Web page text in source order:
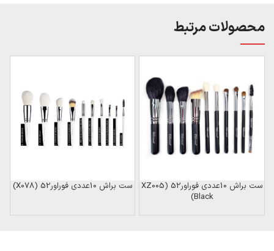
محصولات مرتبط
ست براش 10عددی فوراور52 (XZ005
Black)
ست براش 10عددی فوراور52 (X078)